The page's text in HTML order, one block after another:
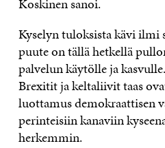
Koskinen sanoi.
Kyselyn tuloksista kävi ilmi
puute on tällä hetkellä
palvelun käytölle ja
Brexitit ja keltaliivit taas
luottamus demokraattisen
perinteisiin kanaviin
herkemmin.